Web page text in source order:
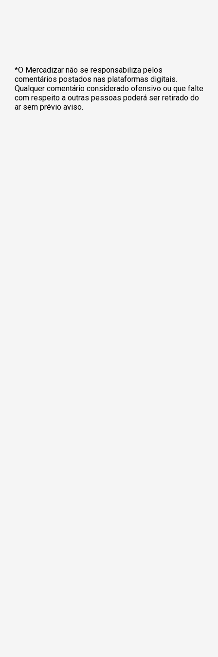
*O Mercadizar não se responsabiliza pelos
comentários postados nas plataformas digitais.
Qualquer comentário considerado ofensivo ou que falte
com respeito a outras pessoas poderá ser retirado do
ar sem prévio aviso.